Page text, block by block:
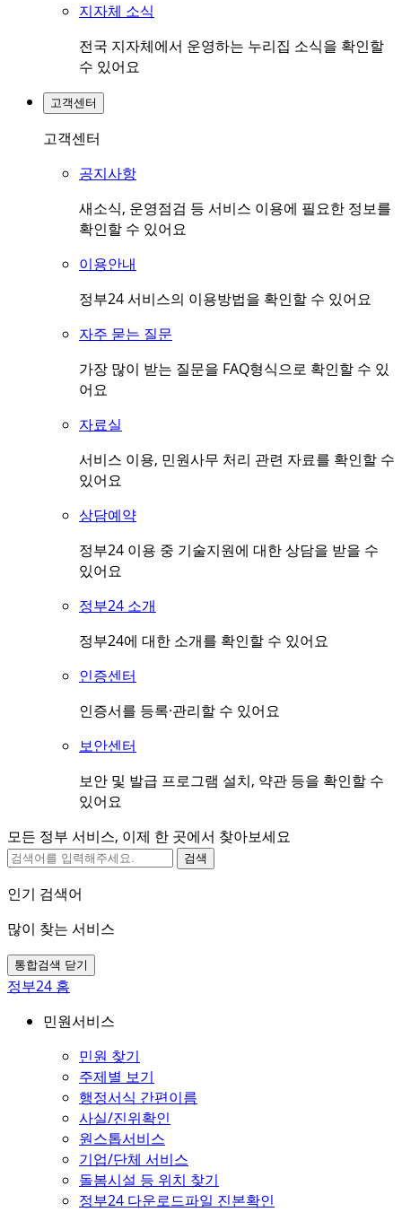
지자체 소식
전국 지자체에서 운영하는 누리집 소식을 확인할
수 있어요
고객센터
고객센터
공지사항
새소식, 운영점검 등 서비스 이용에 필요한 정보를
확인할 수 있어요
이용안내
정부24 서비스의 이용방법을 확인할 수 있어요
자주 묻는 질문
가장 많이 받는 질문을 FAQ형식으로 확인할 수 있
어요
자료실
서비스 이용, 민원사무 처리 관련 자료를 확인할 수
있어요
상담예약
정부24 이용 중 기술지원에 대한 상담을 받을 수
있어요
정부24 소개
정부24에 대한 소개를 확인할 수 있어요
인증센터
인증서를 등록·관리할 수 있어요
보안센터
보안 및 발급 프로그램 설치, 약관 등을 확인할 수
있어요
모든 정부 서비스, 이제 한 곳에서 찾아보세요
검색
인기 검색어
많이 찾는 서비스
통합검색 닫기
정부24 홈
민원서비스
민원 찾기
주제별 보기
행정서식 간편이름
사실/진위확인
원스톱서비스
기업/단체 서비스
돌봄시설 등 위치 찾기
정부24 다운로드파일 진본확인